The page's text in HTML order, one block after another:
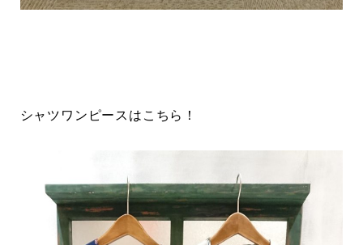
シャツワンピースはこちら！